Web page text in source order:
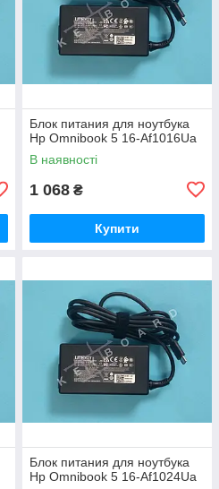
Блок питания для ноутбука
Hp Omnibook 5 16-Af1016Ua
В наявності
1 068 ₴
Купити
Блок питания для ноутбука
Hp Omnibook 5 16-Af1024Ua